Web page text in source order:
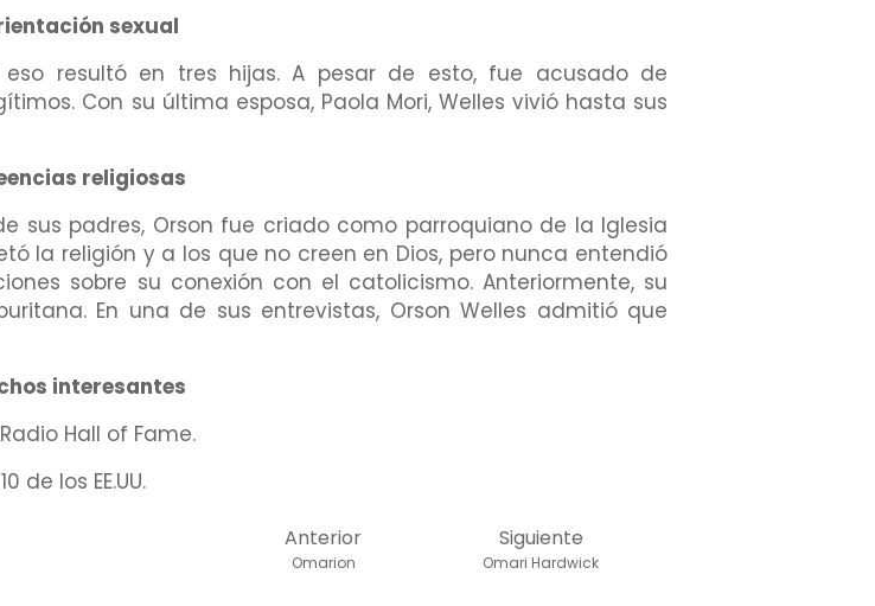
sexual
resultó en tres hijas. A pesar de esto, fue acusado de
Con su última esposa, Paola Mori, Welles vivió hasta sus
religiosas
sus padres, Orson fue criado como parroquiano de la Iglesia
la religión y a los que no creen en Dios, pero nunca entendió
sobre su conexión con el catolicismo. Anteriormente, su
En una de sus entrevistas, Orson Welles admitió que
interesantes
Hall of Fame.
de los EE.UU.
Siguiente
Omari Hardwick
Anterior
Omarion